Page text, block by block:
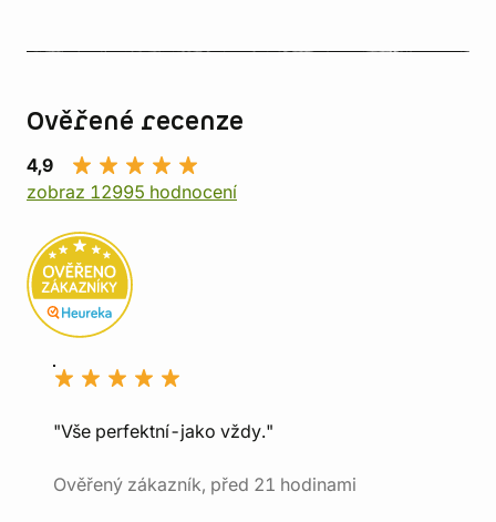
Ověřené recenze
4,9
zobraz 12995 hodnocení
"Vše perfektní-jako vždy."
Ověřený zákazník, před 21 hodinami